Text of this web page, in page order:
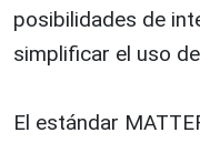
posibilidades de
simplificar el uso
El estándar